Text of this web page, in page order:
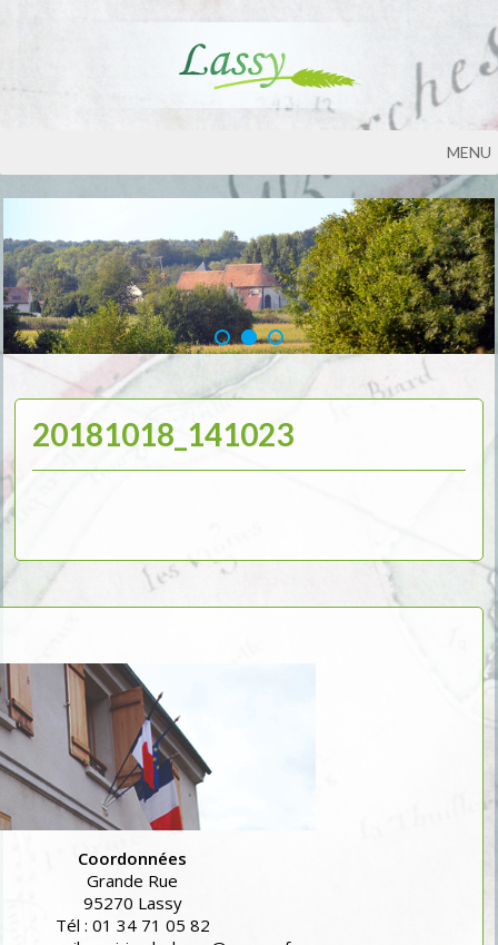
MENU
20181018_141023
Coordonnées
Grande Rue
95270 Lassy
Tél : 01 34 71 05 82